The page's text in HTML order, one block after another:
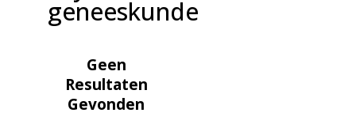
geneeskunde
Geen
Resultaten
Gevonden